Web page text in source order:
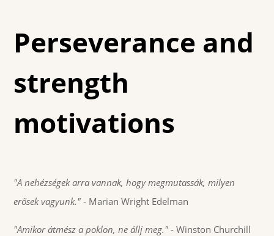
Perseverance and
strength
motivations
"A nehézségek arra vannak, hogy megmutassák, milyen
erősek vagyunk." - Marian Wright Edelman
"Amikor átmész a poklon, ne állj meg." - Winston Churchill